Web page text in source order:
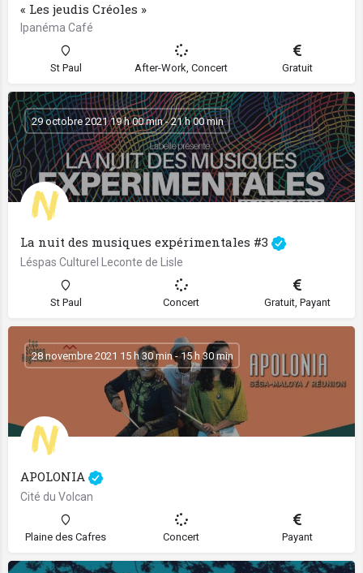
« Les jeudis Créoles »
Ipanéma Café
St Paul After-Work, Concert Gratuit
La nuit des musiques expérimentales #3
Léspas Culturel Leconte de Lisle
29 octobre 2021 19 h 00 min - 21 h 00 min
St Paul Concert Gratuit, Payant
APOLONIA
Cité du Volcan
28 novembre 2021 15 h 30 min - 15 h 30 min
Plaine des Cafres Concert Payant